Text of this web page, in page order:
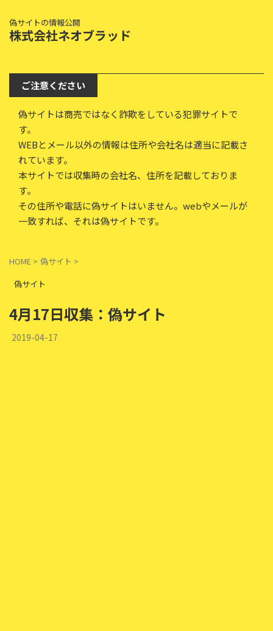
偽サイトの情報公開
株式会社ネオブラッド
ご注意ください
偽サイトは商売ではなく詐欺をしている犯罪サイトで
す。
WEBとメール以外の情報は住所や会社名は適当に記載さ
れています。
本サイトでは収集時の会社名、住所を記載しておりま
す。
その住所や電話に偽サイトはいません。webやメールが
一致すれば、それは偽サイトです。
HOME > 偽サイト >
偽サイト
4月17日収集：偽サイト
2019-04-17